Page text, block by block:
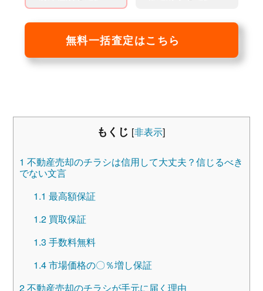
無料一括査定はこちら
もくじ [非表示]
1 不動産売却のチラシは信用して大丈夫？信じるべき
でない文言
1.1 最高額保証
1.2買取保証
1.3 手数料無料
1.4市場価格の〇％増し保証
2不動産売却のチラシが手元に届く理由